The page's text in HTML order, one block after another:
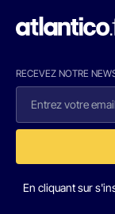
RECEVEZ NOTRE
En cliquant sur